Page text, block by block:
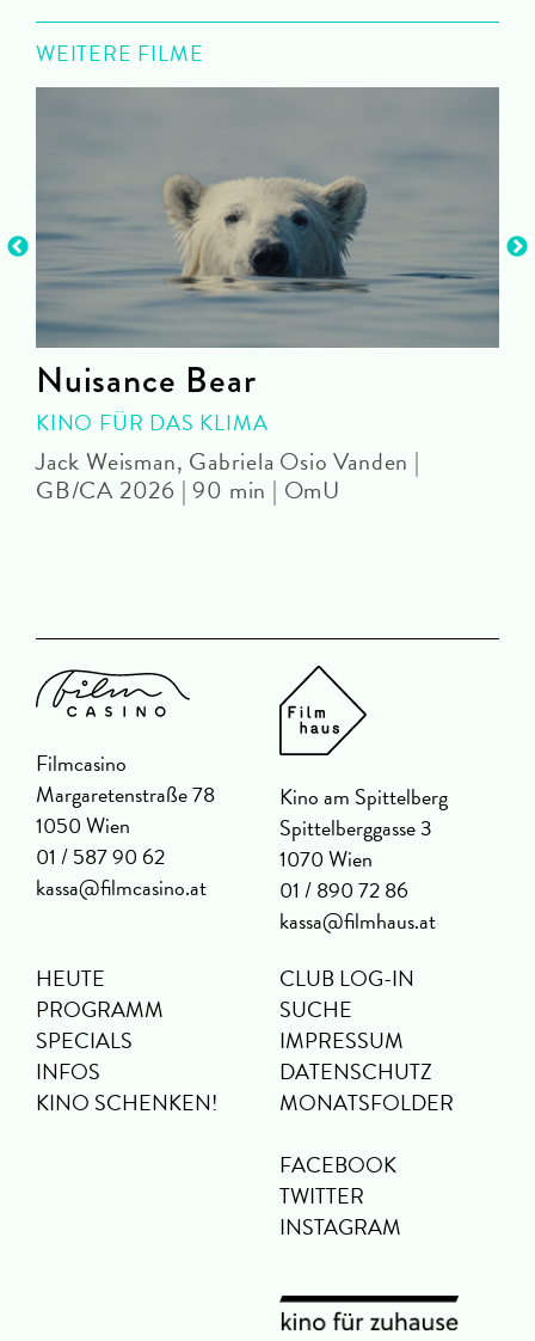
WEITERE FILME
Nuisance Bear
KINO FÜR DAS KLIMA
Jack Weisman, Gabriela Osio Vanden |
GB/CA 2026 | 90 min | OmU
Filmcasino
Margaretenstraße 78
1050 Wien
01 / 587 90 62
kassa@filmcasino.at
Kino am Spittelberg
Spittelberggasse 3
1070 Wien
01 / 890 72 86
kassa@filmhaus.at
HEUTE
PROGRAMM
SPECIALS
INFOS
KINO SCHENKEN!
CLUB LOG-IN
SUCHE
IMPRESSUM
DATENSCHUTZ
MONATSFOLDER
FACEBOOK
TWITTER
INSTAGRAM